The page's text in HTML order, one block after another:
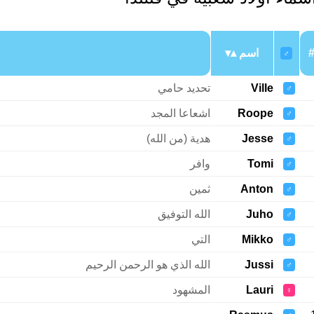
#
♂ اسم
♂
Ville تحديد حامي
♂
Roope اشعاعا المجد
♂
Jesse هدية (من الله)
♂
Tomi وافر
♂
Anton ثمين
♂
Juho الله التوفيق
♂
Mikko التي
♂
Jussi الله الذي هو الرحمن الرحيم
♀
Lauri المشهود